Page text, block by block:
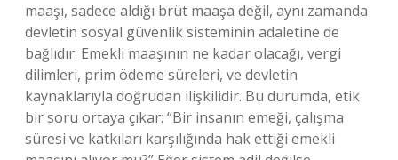
maaşı, sadece aldığı brüt maaşa değil, aynı zamanda
devletin sosyal güvenlik sisteminin adaletine de
bağlıdır. Emekli maaşının ne kadar olacağı, vergi
dilimleri, prim ödeme süreleri, ve devletin
kaynaklarıyla doğrudan ilişkilidir. Bu durumda, etik
bir soru ortaya çıkar: “Bir insanın emeği, çalışma
süresi ve katkıları karşılığında hak ettiği emekli